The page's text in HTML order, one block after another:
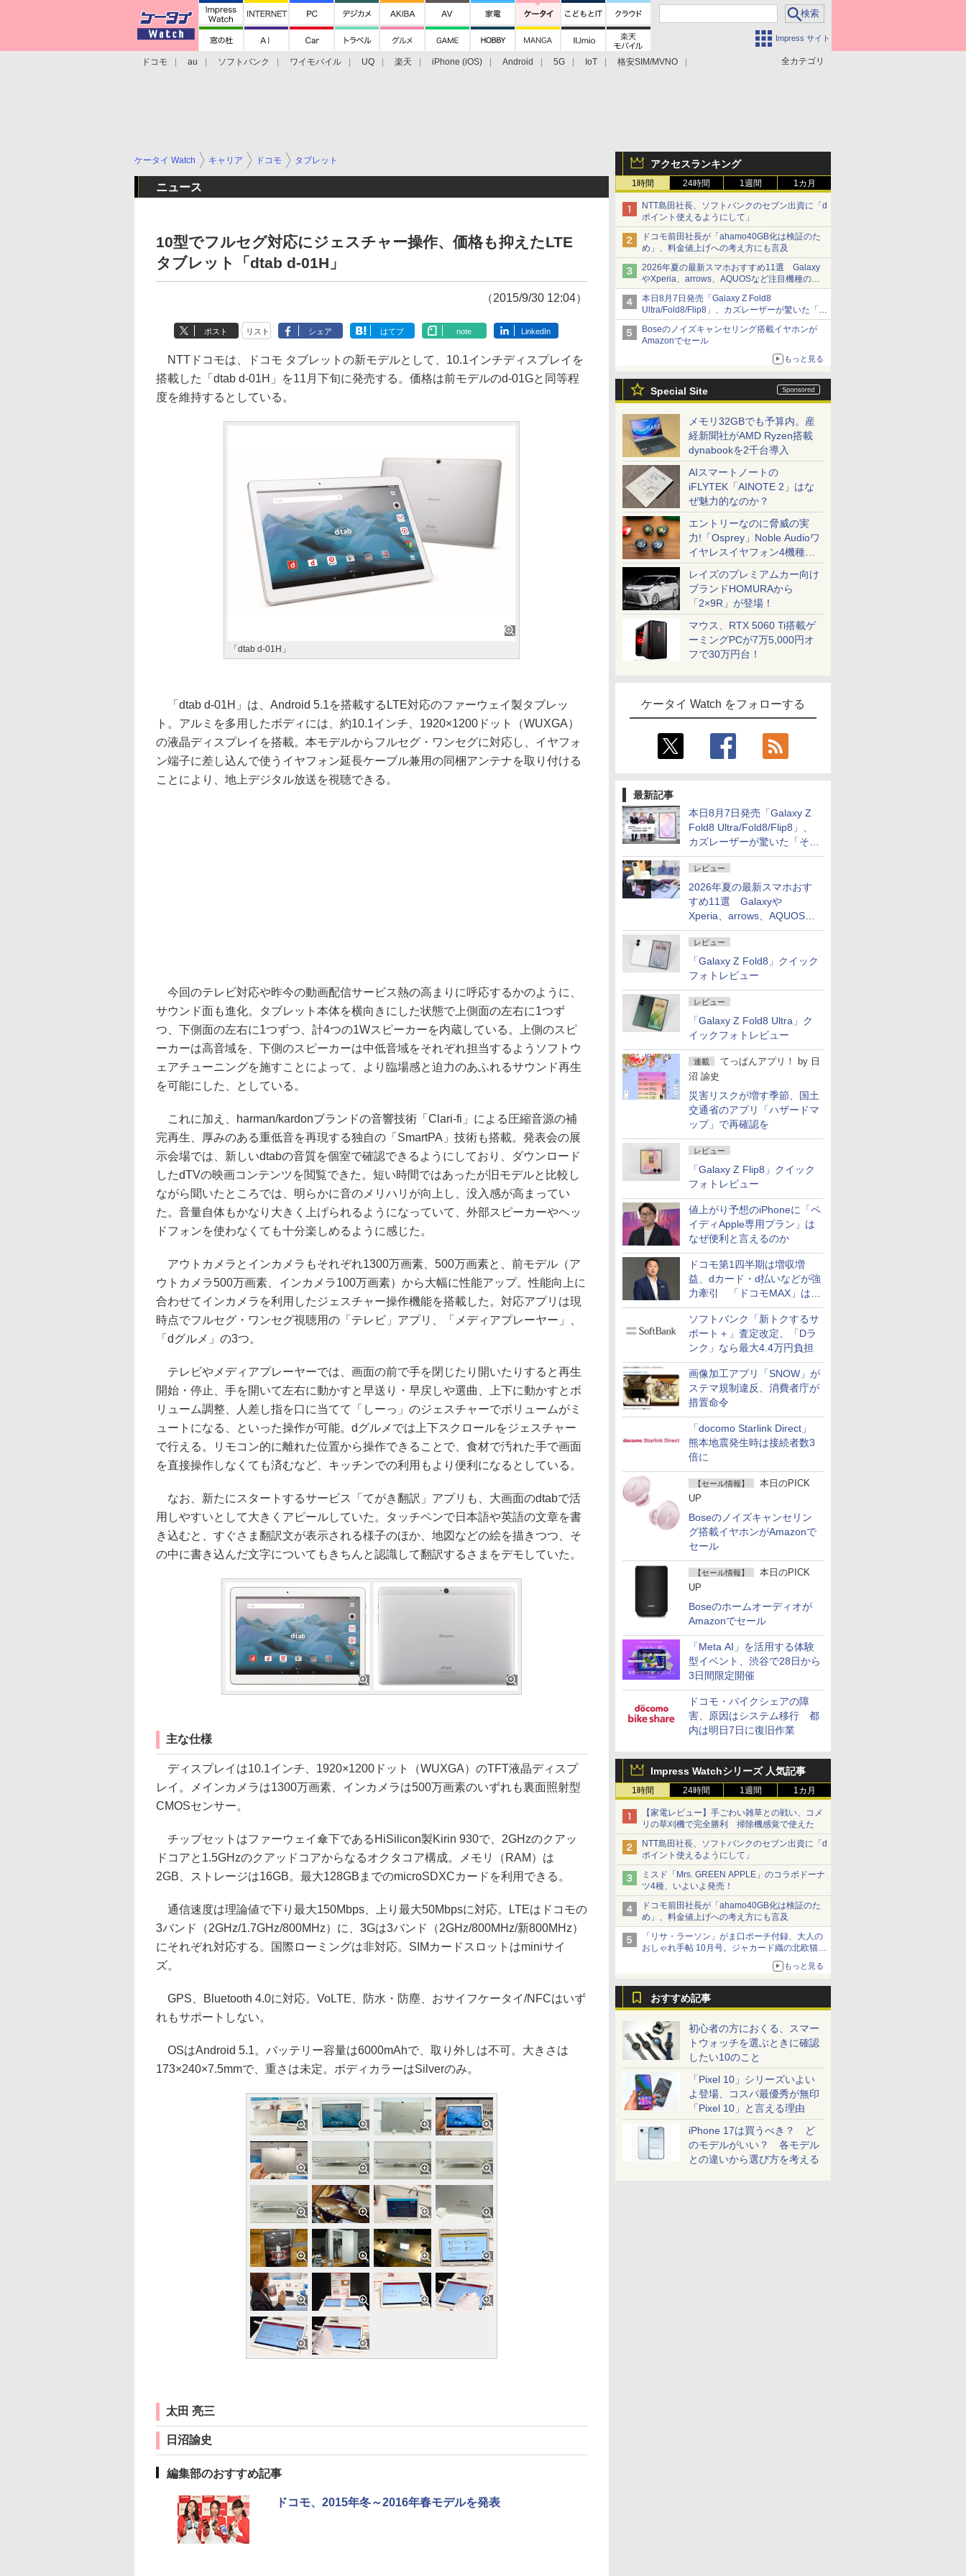
Impress サイト
全カテゴリ
ドコモ au ソフトバンク ワイモバイル UQ 楽天 iPhone (iOS) Android 5G IoT
格安SIM/MVNO
アクセスランキング
1時間 24時間 1週間 1カ月
NTT島田社長、ソフトバンクのセブン出資に「d
ポイント使えるようにして」
ドコモ前田社長が「ahamo40GB化は検証のた
め」、料金値上げへの考え方にも言及
2026年夏の最新スマホおすすめ11選 Galaxy
やXperia、arrows、AQUOSなど注目機種の特
徴は
本日8月7日発売「Galaxy Z Fold8
Ultra/Fold8/Flip8」、カズレーザーが驚いた「そ
ば屋のメニュー並みの薄さ」
Boseのノイズキャンセリング搭載イヤホンが
Amazonでセール
もっと見る
Special Site
メモリ32GBでも予算内。産
経新聞社がAMD Ryzen搭載
dynabookを2千台導入
AIスマートノートの
iFLYTEK「AINOTE 2」はな
ぜ魅力的なのか？
エントリーなのに脅威の実
力!「Osprey」Noble Audioワ
イヤレスイヤフォン4機種を
一気に聴く
レイズのプレミアムカー向け
ブランドHOMURAから
「2×9R」が登場！
マウス、RTX 5060 Ti搭載ゲ
ーミングPCが7万5,000円オ
フで30万円台！
ケータイ Watch をフォローする
最新記事
本日8月7日発売「Galaxy Z
Fold8 Ultra/Fold8/Flip8」、
カズレーザーが驚いた「そば
屋のメニュー並みの薄さ」
レビュー
2026年夏の最新スマホおす
すめ11選 Galaxyや
Xperia、arrows、AQUOSな
ど注目機種の特徴は
レビュー
「Galaxy Z Fold8」クイック
フォトレビュー
レビュー
「Galaxy Z Fold8 Ultra」ク
イックフォトレビュー
連載 てっぱんアプリ！ by 日
沼 諭史
災害リスクが増す季節、国土
交通省のアプリ「ハザードマ
ップ」で再確認を
レビュー
「Galaxy Z Flip8」クイック
フォトレビュー
値上がり予想のiPhoneに「ペ
イディApple専用プラン」は
なぜ便利と言えるのか
ドコモ第1四半期は増収増
益、dカード・d払いなどが強
力牽引 「ドコモMAX」は
400万契約突破
ソフトバンク「新トクするサ
ポート＋」査定改定、「Dラ
ンク」なら最大4.4万円負担
画像加工アプリ「SNOW」が
ステマ規制違反、消費者庁が
措置命令
「docomo Starlink Direct」
熊本地震発生時は接続者数3
倍に
【セール情報】
本日のPICK
UP
Boseのノイズキャンセリン
グ搭載イヤホンがAmazonで
セール
【セール情報】
本日のPICK
UP
Boseのホームオーディオが
Amazonでセール
「Meta AI」を活用する体験
型イベント、渋谷で28日から
3日間限定開催
ドコモ・バイクシェアの障
害、原因はシステム移行 都
内は明日7日に復旧作業
Impress Watchシリーズ 人気記事
1時間 24時間 1週間 1カ月
【家電レビュー】手ごわい雑草との戦い、コメ
リの草刈機で完全勝利 掃除機感覚で使えた
NTT島田社長、ソフトバンクのセブン出資に「d
ポイント使えるようにして」
ミスド「Mrs. GREEN APPLE」のコラボドーナ
ツ4種、いよいよ発売！
ドコモ前田社長が「ahamo40GB化は検証のた
め」、料金値上げへの考え方にも言及
「リサ・ラーソン」がま口ポーチ付録、大人の
おしゃれ手帖 10月号。ジャカード織の北欧猫デ
もっと見る
おすすめ記事
初心者の方におくる、スマー
トウォッチを選ぶときに確認
したい10のこと
「Pixel 10」シリーズいよい
よ登場、コスパ最優秀が無印
「Pixel 10」と言える理由
iPhone 17は買うべき？ ど
のモデルがいい？ 各モデル
との違いから選び方を考える
ケータイ Watch キャリア ドコモ タブレット
ニュース
10型でフルセグ対応にジェスチャー操作、価格も抑えたLTE
タブレット「dtab d-01H」
（2015/9/30 12:04）
ポスト リスト シェア はてブ note LinkedIn
NTTドコモは、ドコモ タブレットの新モデルとして、10.1インチディスプレイを
搭載した「dtab d-01H」を11月下旬に発売する。価格は前モデルのd-01Gと同等程
度を維持するとしている。
「dtab d-01H」
「dtab d-01H」は、Android 5.1を搭載するLTE対応のファーウェイ製タブレッ
ト。アルミを多用したボディには、約10.1インチ、1920×1200ドット（WUXGA）
の液晶ディスプレイを搭載。本モデルからフルセグ・ワンセグに対応し、イヤフォ
ン端子に差し込んで使うイヤフォン延長ケーブル兼用の同梱アンテナを取り付ける
ことにより、地上デジタル放送を視聴できる。
今回のテレビ対応や昨今の動画配信サービス熱の高まりに呼応するかのように、
サウンド面も進化。タブレット本体を横向きにした状態で上側面の左右に1つず
つ、下側面の左右に1つずつ、計4つの1Wスピーカーを内蔵している。上側のスピ
ーカーは高音域を、下側のスピーカーは中低音域をそれぞれ担当するようソフトウ
ェアチューニングを施すことによって、より臨場感と迫力のあふれるサウンド再生
を可能にした、としている。
これに加え、harman/kardonブランドの音響技術「Clari-fi」による圧縮音源の補
完再生、厚みのある重低音を再現する独自の「SmartPA」技術も搭載。発表会の展
示会場では、新しいdtabの音質を個室で確認できるようにしており、ダウンロード
したdTVの映画コンテンツを閲覧できた。短い時間ではあったが旧モデルと比較し
ながら聞いたところでは、明らかに音のメリハリが向上し、没入感が高まってい
た。音量自体もかなり大きく上げられるようになっていて、外部スピーカーやヘッ
ドフォンを使わなくても十分楽しめるように感じた。
アウトカメラとインカメラもそれぞれ1300万画素、500万画素と、前モデル（ア
ウトカメラ500万画素、インカメラ100万画素）から大幅に性能アップ。性能向上に
合わせてインカメラを利用したジェスチャー操作機能を搭載した。対応アプリは現
時点でフルセグ・ワンセグ視聴用の「テレビ」アプリ、「メディアプレーヤー」、
「dグルメ」の3つ。
テレビやメディアプレーヤーでは、画面の前で手を閉じたり開いたりすると再生
開始・停止、手を開いて左右に動かすと早送り・早戻しや選曲、上下に動かすとボ
リューム調整、人差し指を口に当てて「しーっ」のジェスチャーでボリュームがミ
ュートになる、といった操作が可能。dグルメでは上下スクロールをジェスチャー
で行える。リモコン的に離れた位置から操作できることで、食材で汚れた手で画面
を直接操作しなくても済むなど、キッチンでの利用もより便利になるとしている。
なお、新たにスタートするサービス「てがき翻訳」アプリも、大画面のdtabで活
用しやすいとして大きくアピールしていた。タッチペンで日本語や英語の文章を書
き込むと、すぐさま翻訳文が表示される様子のほか、地図などの絵を描きつつ、そ
の中に書き込んだ文字についてもきちんと認識して翻訳するさまをデモしていた。
主な仕様
ディスプレイは10.1インチ、1920×1200ドット（WUXGA）のTFT液晶ディスプ
レイ。メインカメラは1300万画素、インカメラは500万画素のいずれも裏面照射型
CMOSセンサー。
チップセットはファーウェイ傘下であるHiSilicon製Kirin 930で、2GHzのクアッ
ドコアと1.5GHzのクアッドコアからなるオクタコア構成。メモリ（RAM）は
2GB、ストレージは16GB。最大128GBまでのmicroSDXCカードを利用できる。
通信速度は理論値で下り最大150Mbps、上り最大50Mbpsに対応。LTEはドコモの
3バンド（2GHz/1.7GHz/800MHz）に、3Gは3バンド（2GHz/800MHz/新800MHz）
にそれぞれ対応する。国際ローミングは非対応。SIMカードスロットはminiサイ
ズ。
GPS、Bluetooth 4.0に対応。VoLTE、防水・防塵、おサイフケータイ/NFCはいず
れもサポートしない。
OSはAndroid 5.1。バッテリー容量は6000mAhで、取り外しは不可。大きさは
173×240×7.5mmで、重さは未定。ボディカラーはSilverのみ。
太田 亮三
日沼諭史
編集部のおすすめ記事
ドコモ、2015年冬～2016年春モデルを発表